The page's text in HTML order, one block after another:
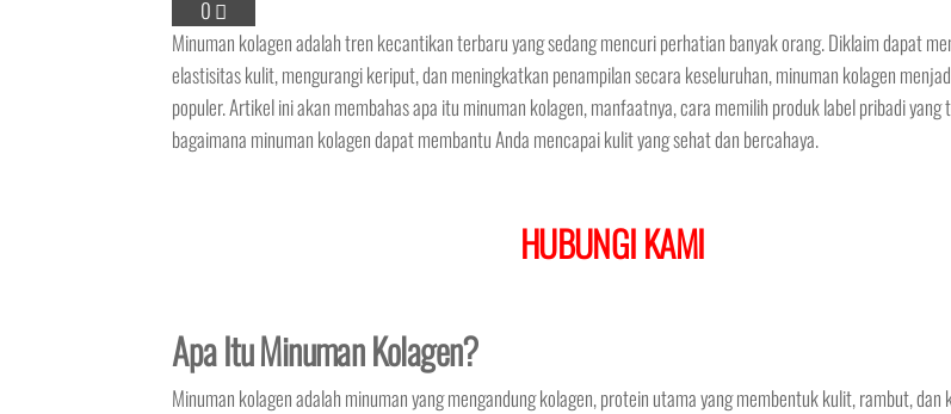
0
Minuman kolagen adalah tren kecantikan terbaru yang sedang mencuri perhatian banyak orang. Diklaim dapat
elastisitas kulit, mengurangi keriput, dan meningkatkan penampilan secara keseluruhan, minuman kolagen
populer. Artikel ini akan membahas apa itu minuman kolagen, manfaatnya, cara memilih produk label pribadi yang
bagaimana minuman kolagen dapat membantu Anda mencapai kulit yang sehat dan bercahaya.
HUBUNGI KAMI
Apa Itu Minuman Kolagen?
Minuman kolagen adalah minuman yang mengandung kolagen, protein utama yang membentuk kulit, rambut, dan